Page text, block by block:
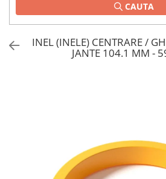
CAUTA
INEL (INELE) CENTRARE /
JANTE 104.1 MM -